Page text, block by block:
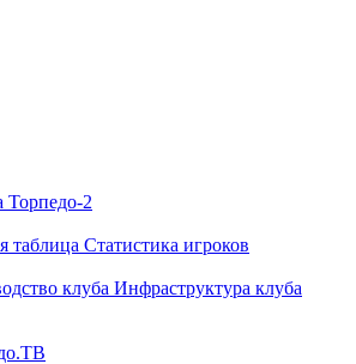
Торпедо-2
таблица Статистика игроков
клуба Инфраструктура клуба